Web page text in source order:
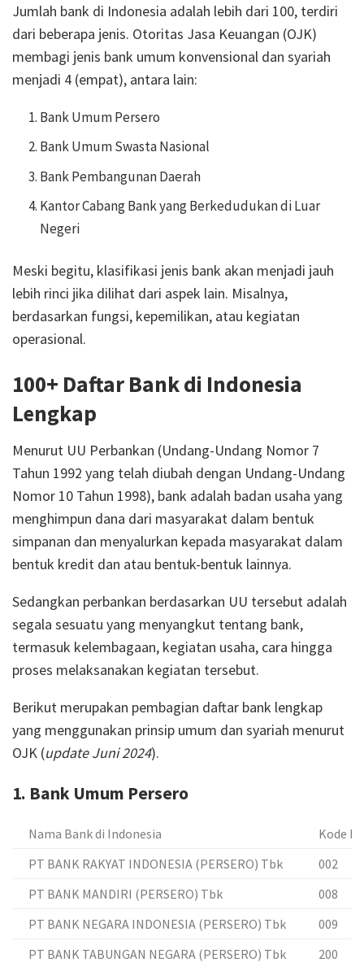
Jumlah bank di Indonesia adalah lebih dari 100, terdiri
dari beberapa jenis. Otoritas Jasa Keuangan (OJK)
membagi jenis bank umum konvensional dan syariah
menjadi 4 (empat), antara lain:
Bank Umum Persero
Bank Umum Swasta Nasional
Bank Pembangunan Daerah
Kantor Cabang Bank yang Berkedudukan di Luar
Negeri
Meski begitu, klasifikasi jenis bank akan menjadi jauh
lebih rinci jika dilihat dari aspek lain. Misalnya,
berdasarkan fungsi, kepemilikan, atau kegiatan
operasional.
100+ Daftar Bank di Indonesia
Lengkap
Menurut UU Perbankan (Undang-Undang Nomor 7
Tahun 1992 yang telah diubah dengan Undang-Undang
Nomor 10 Tahun 1998), bank adalah badan usaha yang
menghimpun dana dari masyarakat dalam bentuk
simpanan dan menyalurkan kepada masyarakat dalam
bentuk kredit dan atau bentuk-bentuk lainnya.
Sedangkan perbankan berdasarkan UU tersebut adalah
segala sesuatu yang menyangkut tentang bank,
termasuk kelembagaan, kegiatan usaha, cara hingga
proses melaksanakan kegiatan tersebut.
Berikut merupakan pembagian daftar bank lengkap
yang menggunakan prinsip umum dan syariah menurut
OJK (update Juni 2024).
1. Bank Umum Persero
Nama Bank di Indonesia
Kode
PT BANK RAKYAT INDONESIA (PERSERO) Tbk
002
PT BANK MANDIRI (PERSERO) Tbk
008
PT BANK NEGARA INDONESIA (PERSERO) Tbk
009
PT BANK TABUNGAN NEGARA (PERSERO) Tbk
200